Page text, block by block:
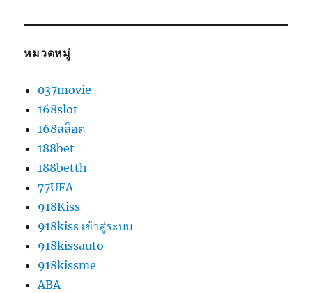
หมวดหมู่
037movie
168slot
168สล็อต
188bet
188betth
77UFA
918Kiss
918kiss เข้าสู่ระบบ
918kissauto
918kissme
ABA